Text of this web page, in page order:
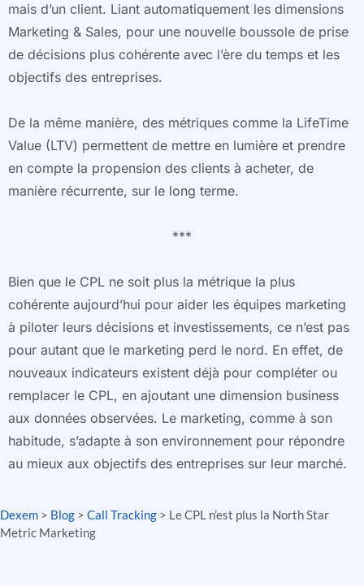
mais d’un client. Liant automatiquement les dimensions
Marketing & Sales, pour une nouvelle boussole de prise
de décisions plus cohérente avec l’ère du temps et les
objectifs des entreprises.
De la même manière, des métriques comme la LifeTime
Value (LTV) permettent de mettre en lumière et prendre
en compte la propension des clients à acheter, de
manière récurrente, sur le long terme.
***
Bien que le CPL ne soit plus la métrique la plus
cohérente aujourd’hui pour aider les équipes marketing
à piloter leurs décisions et investissements, ce n’est pas
pour autant que le marketing perd le nord. En effet, de
nouveaux indicateurs existent déjà pour compléter ou
remplacer le CPL, en ajoutant une dimension business
aux données observées. Le marketing, comme à son
habitude, s’adapte à son environnement pour répondre
au mieux aux objectifs des entreprises sur leur marché.
Dexem > Blog > Call Tracking > Le CPL n’est plus la North Star
Metric Marketing